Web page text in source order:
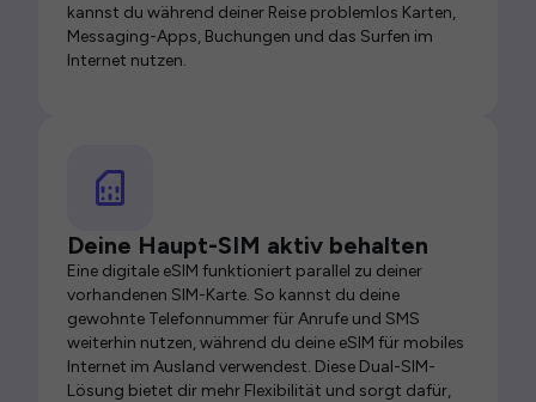
kannst du während deiner Reise problemlos Karten,
Messaging-Apps, Buchungen und das Surfen im
Internet nutzen.
Deine Haupt-SIM aktiv behalten
Eine digitale eSIM funktioniert parallel zu deiner
vorhandenen SIM-Karte. So kannst du deine
gewohnte Telefonnummer für Anrufe und SMS
weiterhin nutzen, während du deine eSIM für mobiles
Internet im Ausland verwendest. Diese Dual-SIM-
Lösung bietet dir mehr Flexibilität und sorgt dafür,